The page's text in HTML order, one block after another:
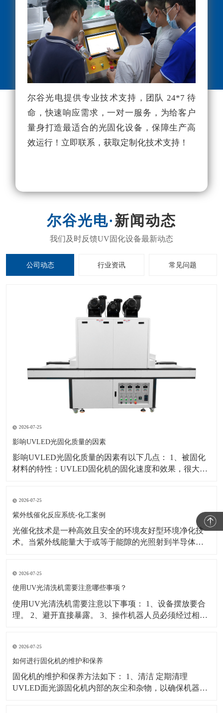
尔谷光电提供专业技术支持，团队 24*7 待
命，快速响应需求，一对一服务，为给客户
量身打造最适合的光固化设备，保障生产高
效运行！立即联系，获取定制化技术支持！
新闻动态
公司动态 行业资讯 常见问题
2026-07-25
影响UVLED光固化质量的因素
影响UVLED光固化质量的因素有以下几点： 1、被固化
材料的特性：UVLED固化机的固化速度和效果，很大部
的厚度内吸收进波长的多少。 3、温度：环境温度及被固
化材料的温度等都会影响光固化质量。 4、
2026-07-25
紫外线催化反应系统-化工案例
光催化技术是一种高效且安全的环境友好型环境净化技
术。当紫外线能量大于或等于能隙的光照射到半导体纳
由于纳米材料中存在大量的缺陷和悬键，这些缺陷和悬
键能俘获电子或空穴并阻止电子和空穴的重新复合。 这
些被俘
2026-07-25
使用UV光清洗机需要注意哪些事项？
使用UV光清洗机需要注意以下事项： 1、设备摆放要合
理。 2、避开直接暴露。 3、操作机器人员必须经过相关
检查导轨和滑块清洁状况，每月注润滑油一次。 6、UV
灯至少每月清理一次过滤网和扇叶的墨迹
2026-07-25
如何进行固化机的维护和保养
固化机的维护和保养方法如下： 1、清洁 定期清理
UVLED面光源固化机内部的灰尘和杂物，以确保机器内